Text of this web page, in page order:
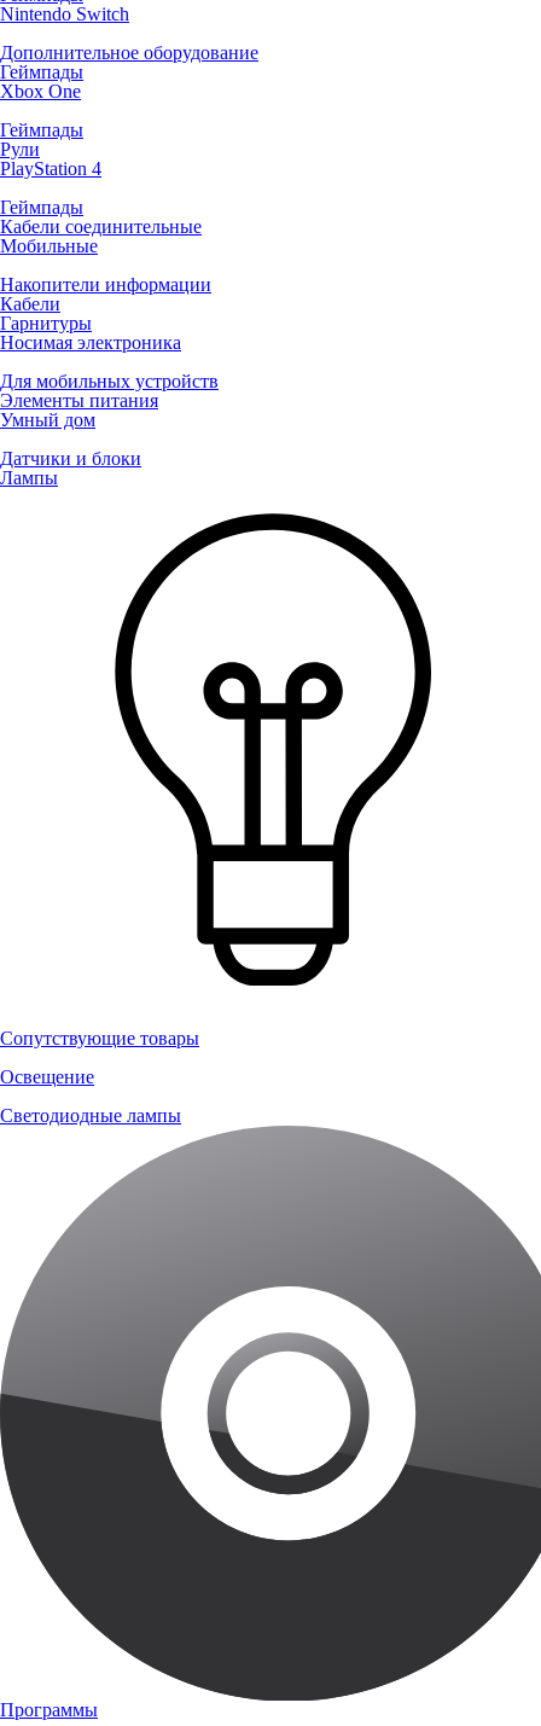
Nintendo Switch
Дополнительное оборудование
Геймпады
Xbox One
Геймпады
Рули
PlayStation 4
Геймпады
Кабели соединительные
Мобильные
Накопители информации
Кабели
Гарнитуры
Носимая электроника
Для мобильных устройств
Элементы питания
Умный дом
Датчики и блоки
Лампы
Сопутствующие товары
Освещение
Светодиодные лампы
Программы